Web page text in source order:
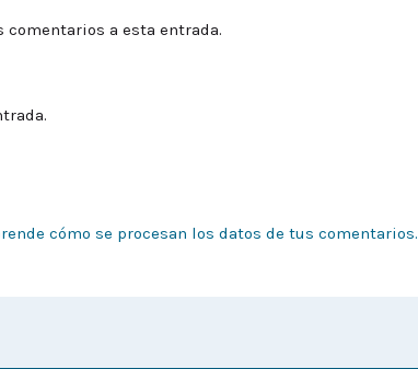
a esta entrada.
cómo se procesan los datos de tus comentarios.